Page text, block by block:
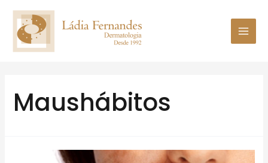
Maushábitos